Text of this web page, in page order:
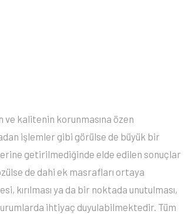
kalitenin korunmasına özen
işlemler gibi görülse de büyük bir
getirilmediğinde elde edilen sonuçlar
de dahi ek masrafları ortaya
kırılması ya da bir noktada unutulması,
ihtiyaç duyulabilmektedir. Tüm